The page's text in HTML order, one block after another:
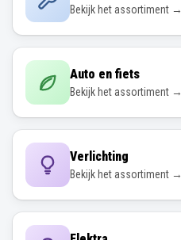
Bekijk het assortiment →
Auto en fiets
Bekijk het assortiment →
Verlichting
Bekijk het assortiment →